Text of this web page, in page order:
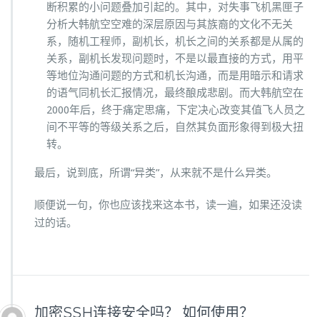
断积累的小问题叠加引起的。其中，对失事飞机黑匣子
分析大韩航空空难的深层原因与其族裔的文化不无关
系，随机工程师，副机长，机长之间的关系都是从属的
关系，副机长发现问题时，不是以最直接的方式，用平
等地位沟通问题的方式和机长沟通，而是用暗示和请求
的语气同机长汇报情况，最终酿成悲剧。而大韩航空在
2000年后，终于痛定思痛，下定决心改变其值飞人员之
间不平等的等级关系之后，自然其负面形象得到极大扭
转。
最后，说到底，所谓“异类”，从来就不是什么异类。
顺便说一句，你也应该找来这本书，读一遍，如果还没读
过的话。
加密SSH连接安全吗？ 如何使用？